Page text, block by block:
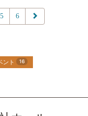
5 6
ント 16